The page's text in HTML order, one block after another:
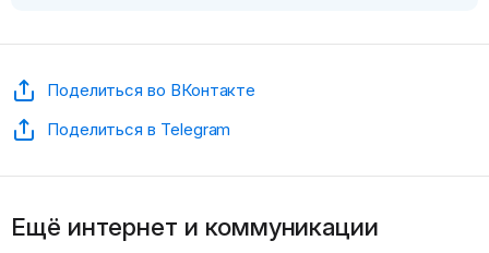
Поделиться во ВКонтакте
Поделиться в Telegram
Ещё интернет и коммуникации